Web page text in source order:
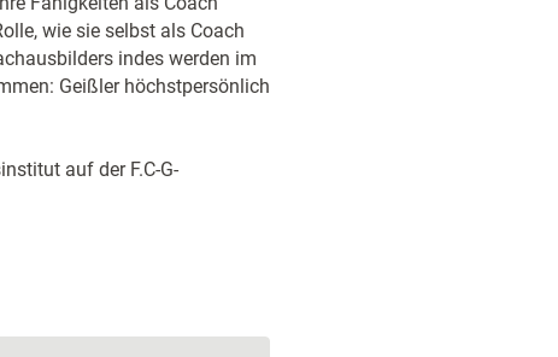
wie sie selbst als Coach
indes werden im
Geißler höchstpersönlich
auf der F.C-G-